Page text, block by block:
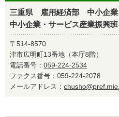
三重県 雇用経済部 中小企業
中小企業・サービス産業振興班
〒514-8570
津市広明町13番地（本庁8階）
電話番号： 059-224-2534
ファクス番号：059-224-2078
メールアドレス：